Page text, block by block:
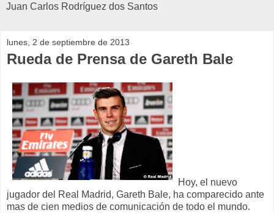
Juan Carlos Rodríguez dos Santos
lunes, 2 de septiembre de 2013
Rueda de Prensa de Gareth Bale
Hoy, el nuevo
jugador del Real Madrid, Gareth Bale, ha comparecido ante
mas de cien medios de comunicación de todo el mundo.